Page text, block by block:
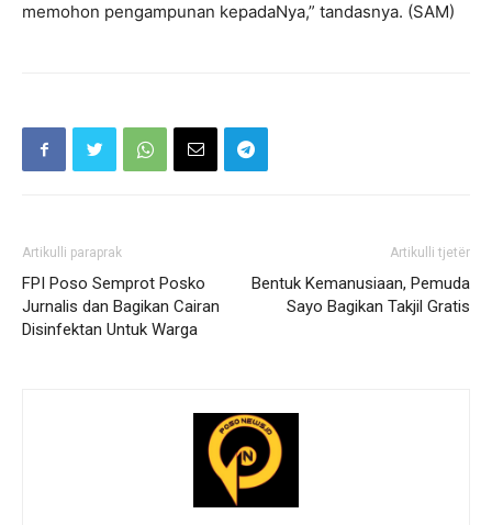
memohon pengampunan kepadaNya,” tandasnya. (SAM)
Artikulli paraprak
FPI Poso Semprot Posko
Jurnalis dan Bagikan Cairan
Disinfektan Untuk Warga
Artikulli tjetër
Bentuk Kemanusiaan, Pemuda
Sayo Bagikan Takjil Gratis